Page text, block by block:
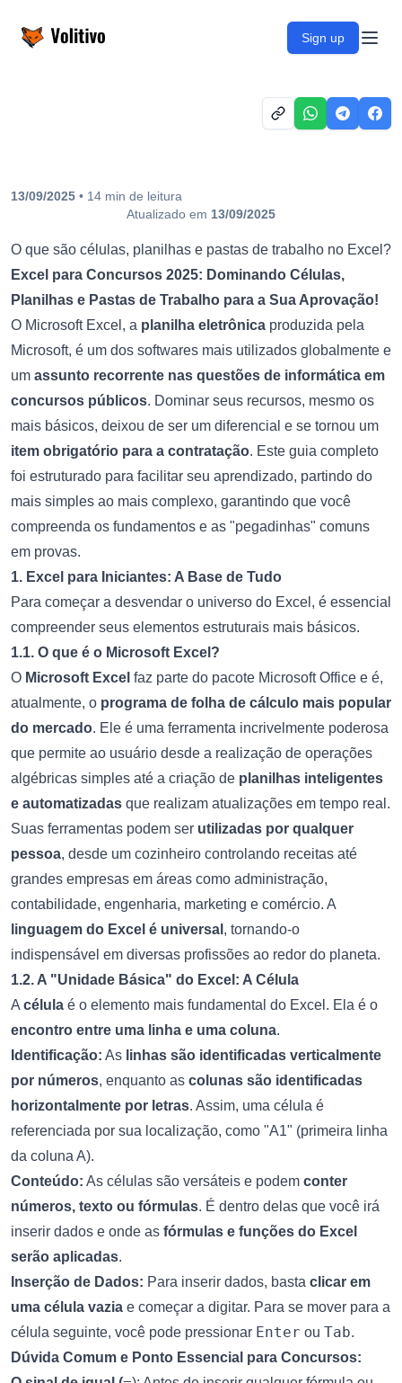
Volitivo Sign up
13/09/2025 • 14 min de leitura
Atualizado em 13/09/2025
O que são células, planilhas e pastas de trabalho no Excel?
Excel para Concursos 2025: Dominando Células,
Planilhas e Pastas de Trabalho para a Sua Aprovação!
O Microsoft Excel, a planilha eletrônica produzida pela
Microsoft, é um dos softwares mais utilizados globalmente e
um assunto recorrente nas questões de informática em
concursos públicos. Dominar seus recursos, mesmo os
mais básicos, deixou de ser um diferencial e se tornou um
item obrigatório para a contratação. Este guia completo
foi estruturado para facilitar seu aprendizado, partindo do
mais simples ao mais complexo, garantindo que você
compreenda os fundamentos e as "pegadinhas" comuns
em provas.
1. Excel para Iniciantes: A Base de Tudo
Para começar a desvendar o universo do Excel, é essencial
compreender seus elementos estruturais mais básicos.
1.1. O que é o Microsoft Excel?
O Microsoft Excel faz parte do pacote Microsoft Office e é,
atualmente, o programa de folha de cálculo mais popular
do mercado. Ele é uma ferramenta incrivelmente poderosa
que permite ao usuário desde a realização de operações
algébricas simples até a criação de planilhas inteligentes
e automatizadas que realizam atualizações em tempo real.
Suas ferramentas podem ser utilizadas por qualquer
pessoa, desde um cozinheiro controlando receitas até
grandes empresas em áreas como administração,
contabilidade, engenharia, marketing e comércio. A
linguagem do Excel é universal , tornando-o
indispensável em diversas profissões ao redor do planeta.
1.2. A "Unidade Básica" do Excel: A Célula
A célula é o elemento mais fundamental do Excel. Ela é o
encontro entre uma linha e uma coluna.
Identificação: As linhas são identificadas verticalmente
por números, enquanto as colunas são identificadas
horizontalmente por letras. Assim, uma célula é
referenciada por sua localização, como "A1" (primeira linha
da coluna A).
Conteúdo: As células são versáteis e podem conter
números, texto ou fórmulas. É dentro delas que você irá
inserir dados e onde as fórmulas e funções do Excel
serão aplicadas.
Inserção de Dados: Para inserir dados, basta clicar em
uma célula vazia e começar a digitar. Para se mover para a
célula seguinte, você pode pressionar Enter ou Tab.
Dúvida Comum e Ponto Essencial para Concursos: